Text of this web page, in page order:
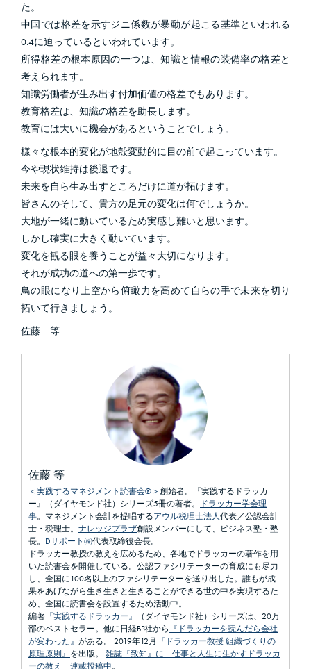
た。
中国では格差を示すジニ係数が暴動が起こる基準といわれる
0.4に迫っているといわれています。
所得格差の根本原因の一つは、知識と情報の装備率の格差と
考えられます。
知識労働者が生み出す付加価値の格差でもあります。
教育格差は、知識の格差を助長します。
教育には大いに機会があるということでしょう。
様々な根本的変化が地殻変動的に目の前で起こっています。
今や現状維持は後退です。
未来を自ら生み出すところだけに道が拓けます。
皆さんのそして、貴方の足元の変化は何でしょうか。
大地が一緒に動いているため実感し難いと思います。
しかし確実に大きく動いています。
変化を観る眼を養うことが益々大切になります。
それが成功の道への第一歩です。
鳥の眼になり上空から俯瞰力を高めて自らの手で未来を切り
拓いて行きましょう。
佐藤 等
佐藤 等
＜実践するマネジメント読書会®＞創始者。『実践するドラッカ
ー』（ダイヤモンド社）シリーズ5冊の著者。
ドラッカー学会理
事。マネジメント会計を提唱するアウル税理士法人代表／公認会計
士・税理士。 ナレッジプラザ創設メンバーにして、ビジネス塾・塾
長。 Dサポート㈱代表取締役会長。
ドラッカー教授の教えを広めるため、各地でドラッカーの著作を用
いた読書会を開催している。公認ファシリテーターの育成にも尽力
し、全国に100名以上のファシリテーターを送り出した。誰もが成
果をあげながら生き生きと生きることができる世の中を実現するた
め、全国に読書会を設置するため活動中。
編著 『実践するドラッカー』
（ダイヤモンド社）シリーズは、20万
部のベストセラー。他に日経BP社から 『ドラッカーを読んだら会社
が変わった』 がある。 2019年12月 『ドラッカー教授 組織づくりの
原理原則』 を出版。 雑誌『致知』に「仕事と人生に生かすドラッカ
ーの教え」連載投稿中。